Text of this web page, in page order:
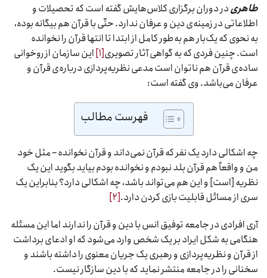
طاهریدر دوران برگزاری کلاس‌هایش گفته است که تحصیلات و
اطلاعاتی در زمینه‌ی دین و عرفان ندارد. حتّی با قرآن هم بیگانه بوده،
به نحوی که یک‌بار هم به‌طور کامل از ابتدا تا انتها قرآن را نخوانده
است. چنین فردی که به گواهی آثار تصویری[۱] این سازمان از روخوانی
ساده‌ی قرآن هم ناتوان است مدعی نظریه‌پردازی درباره‌ی قرآن و
عرفان می‌باشد. وی گفته است:
فهرست مطالب
چه اشکالی دارد یک نفر که قرآن نمی‌داند و قرآن نخوانده – مثل خود
من و واقعاً هم قرآن بلد نبودم و نخوانده بودم بیاید بگوید این یک
نظریه [است] و این هم می‌تواند باشد، چه اشکالی دارد؟ بنابراین یک
سری از مسائل قابلیت بازی کردن دارد.[۲]
آری افرادی در جامعه توفیق انس با دین و قرآن را ندارند اما این مسئله
هنگامی به شکل ایراد بر یک شخص وارد می‌شود که او ادعای برداشت
از قرآن و نظریه‌پردازی و رهبری یک جریان معنوی را داشته باشند و
سخنانی را در جامعه منتشر نماید که با دین سازگار نیست.